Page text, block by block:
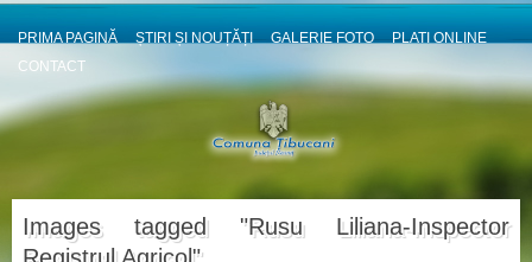
PRIMA PAGINĂ ȘTIRI ȘI NOUȚĂȚI GALERIE FOTO
PLATI ONLINE
CONTACT
Images tagged "Rusu Liliana-Inspector